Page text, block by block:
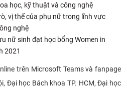
học, kỹ thuật và công nghệ
vị thế của phụ nữ trong lĩnh vực
nghệ
nữ sinh đạt học bổng Women in
2021
trên Microsoft Teams và fanpage
Đại học Bách khoa TP. HCM, Đại học